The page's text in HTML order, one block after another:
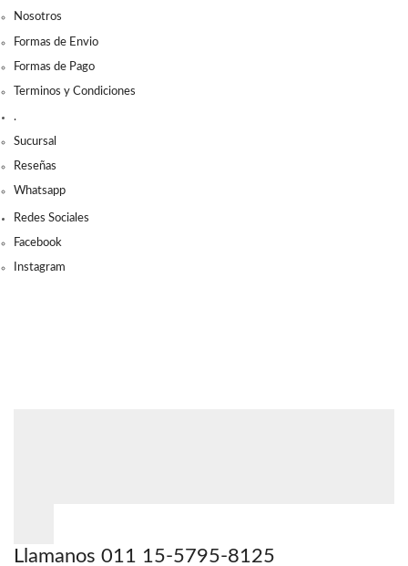
Nosotros
Formas de Envio
Formas de Pago
Terminos y Condiciones
.
Sucursal
Reseñas
Whatsapp
Redes Sociales
Facebook
Instagram
Llamanos 011 15-5795-8125